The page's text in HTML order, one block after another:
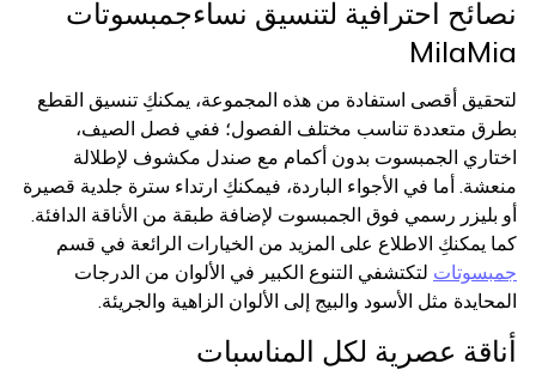
نصائح احترافية لتنسيق نساءجمبسوتات
MilaMia
لتحقيق أقصى استفادة من هذه المجموعة، يمكنكِ تنسيق القطع
بطرق متعددة تناسب مختلف الفصول؛ ففي فصل الصيف،
اختاري الجمبسوت بدون أكمام مع صندل مكشوف لإطلالة
منعشة. أما في الأجواء الباردة، فيمكنكِ ارتداء سترة جلدية قصيرة
أو بليزر رسمي فوق الجمبسوت لإضافة طبقة من الأناقة الدافئة.
كما يمكنكِ الاطلاع على المزيد من الخيارات الرائعة في قسم
جمبسوتات لتكتشفي التنوع الكبير في الألوان من الدرجات
المحايدة مثل الأسود والبيج إلى الألوان الزاهية والجريئة.
أناقة عصرية لكل المناسبات